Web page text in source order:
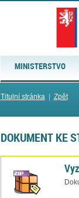
MINISTERSTVO
Titulní stránka| Zpět
DOKUMENT KE